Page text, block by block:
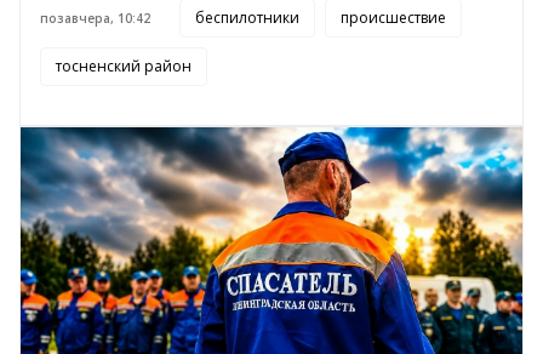
позавчера, 10:42 беспилотники происшествие
тосненский район